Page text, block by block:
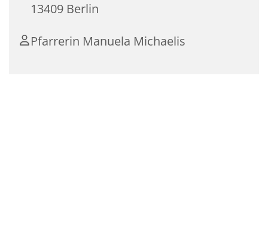
13409 Berlin
Pfarrerin Manuela Michaelis